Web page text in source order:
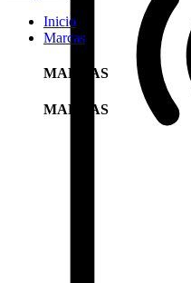
Inicio
Marcas
MARCAS
MARCAS